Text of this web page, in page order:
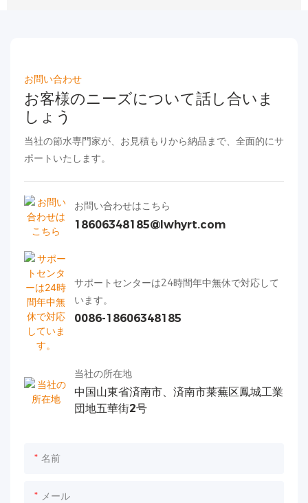
お問い合わせ
お客様のニーズについて話し合いま
しょう
当社の節水専門家が、お見積もりから納品まで、全面的にサ
ポートいたします。
お問い合わせはこちら
18606348185@lwhyrt.com
サポートセンターは24時間年中無休で対応して
います。
0086-18606348185
当社の所在地
中国山東省済南市、済南市莱蕪区鳳城工業
団地五華街2号
名前
メール